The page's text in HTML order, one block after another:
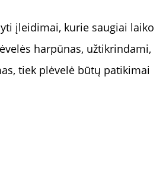
įleidimai, kurie saugiai laiko
harpūnas, užtikrindami,
tiek plėvelė būtų patikimai